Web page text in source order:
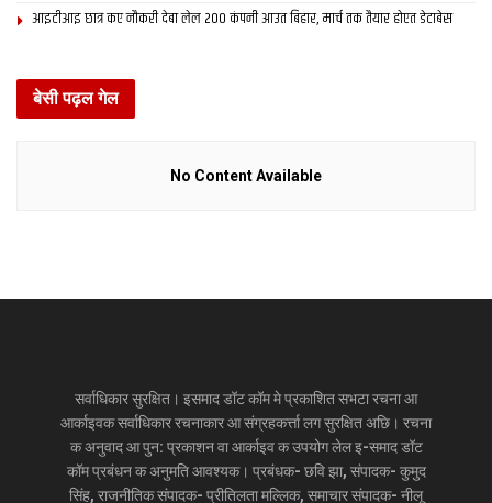
आइटीआइ छात्र कए नौकरी देबा लेल 200 कंपनी आउत बिहार, मार्च तक तैयार होएत डेटाबेस
बेसी पढ़ल गेल
No Content Available
सर्वाधिकार सुरक्षित। इसमाद डॉट कॉम मे प्रकाशित सभटा रचना आ
आर्काइवक सर्वाधिकार रचनाकार आ संग्रहकर्त्ता लग सुरक्षित अछि। रचना
क अनुवाद आ पुन: प्रकाशन वा आर्काइव क उपयोग लेल इ-समाद डॉट
कॉम प्रबंधन क अनुमति आवश्यक। प्रबंधक- छवि झा, संपादक- कुमुद
सिंह, राजनीतिक संपादक- प्रीतिलता मल्लिक, समाचार संपादक- नीलू